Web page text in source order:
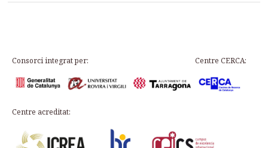
Consorci integrat per: Centre CERCA:
Centre acreditat: